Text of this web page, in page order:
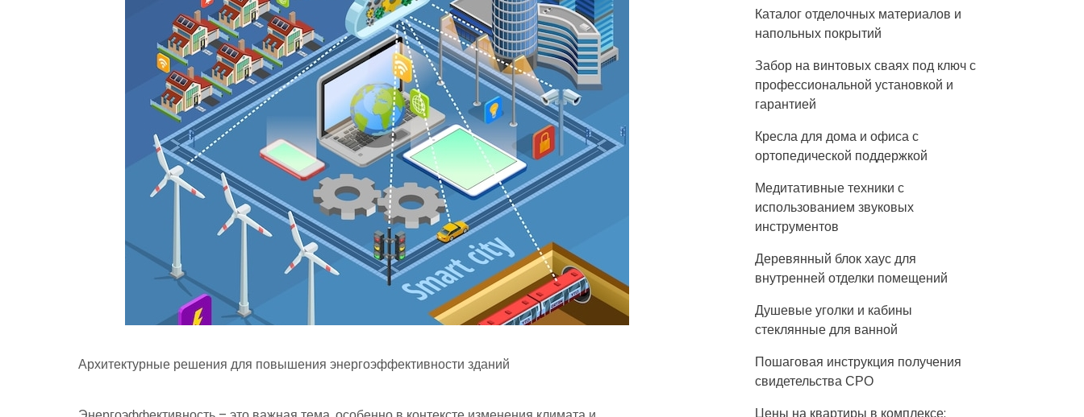
Архитектурные решения для повышения энергоэффективности зданий
Каталог отделочных материалов и
напольных покрытий
Забор на винтовых сваях под ключ с
профессиональной установкой и
гарантией
Кресла для дома и офиса с
ортопедической поддержкой
Медитативные техники с
использованием звуковых
инструментов
Деревянный блок хаус для
внутренней отделки помещений
Душевые уголки и кабины
стеклянные для ванной
Пошаговая инструкция получения
свидетельства СРО